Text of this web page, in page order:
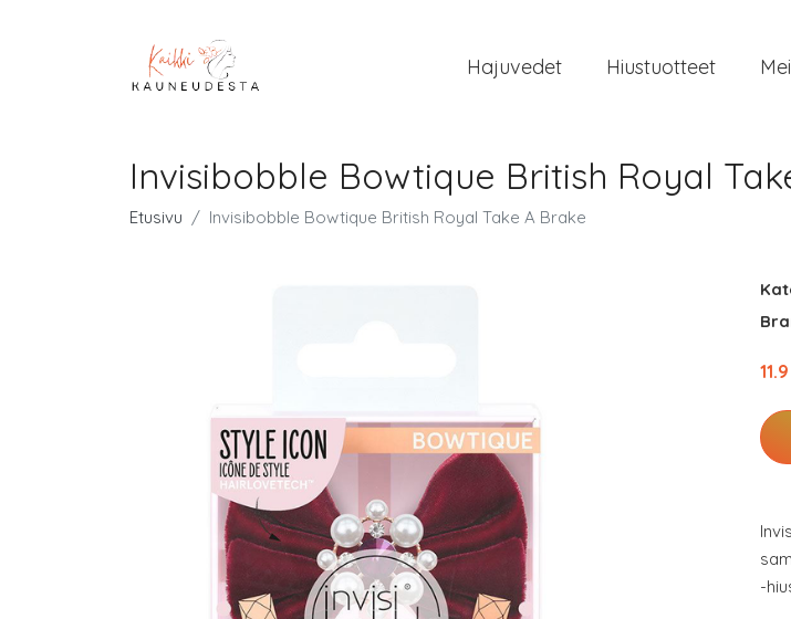
Hajuvedet Hiustuotteet
Invisibobble Bowtique British Royal
Etusivu Invisibobble Bowtique British Royal Take A Brake
-